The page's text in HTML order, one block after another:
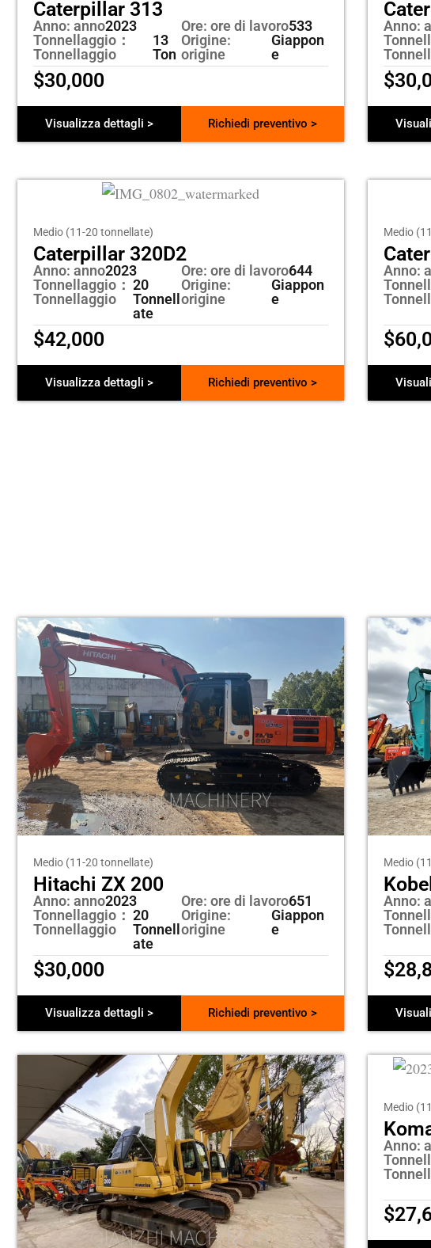
Caterpillar 313
Anno: anno2023
Tonnellaggio：
Tonnellaggio
13
Ton
Ore: ore di lavoro533
Origine:
origine
Giappon
e
$30,000
Visualizza dettagli > Richiedi preventivo >
Anno:
$
Medio (11-20 tonnellate)
Caterpillar 320D2
Anno: anno2023
Tonnellaggio：
Tonnellaggio
20
Tonnell
ate
Ore: ore di lavoro644
Origine:
origine
Giappon
e
$42,000
Visualizza dettagli > Richiedi preventivo >
Medio
Anno:
$
Medio (11-20 tonnellate)
Hitachi ZX 200
Anno: anno2023
Tonnellaggio：
Tonnellaggio
20
Tonnell
ate
Ore: ore di lavoro651
Origine:
origine
Giappon
e
$30,000
Visualizza dettagli > Richiedi preventivo >
Medio
Anno:
$
Medio
Anno:
$